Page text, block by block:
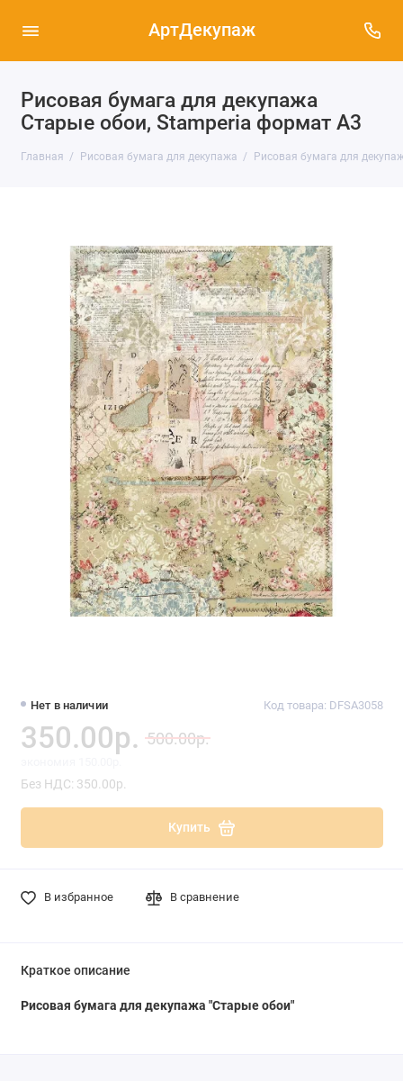
АртДекупаж
Рисовая бумага для декупажа
Старые обои, Stamperia формат А3
Главная Рисовая бумага для декупажа Рисовая бумага для
Нет в наличии Код товара: DFSA3058
350.00р. 500.00р.
Без НДС: 350.00р.
Купить
В избранное В сравнение
Краткое описание
Рисовая бумага для декупажа "Старые обои"